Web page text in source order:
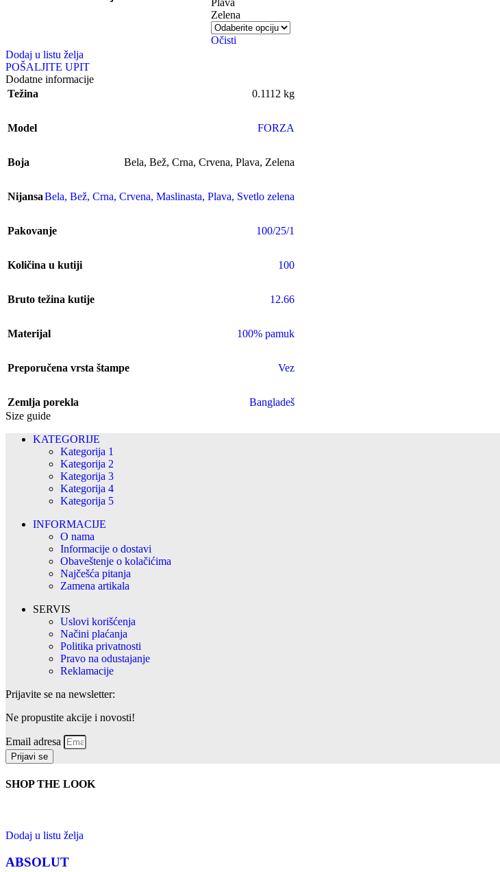
Zelena
Očisti
Dodaj u listu želja
POŠALJITE UPIT
Dodatne informacije
Težina
0.1112 kg
Model FORZA
Boja Bela, Bež, Crna, Crvena, Plava, Zelena
NijansaBela, Bež, Crna, Crvena, Maslinasta, Plava, Svetlo zelena
Pakovanje 100/25/1
Količina u kutiji 100
Bruto težina kutije 12.66
Materijal 100% pamuk
Preporučena vrsta štampe Vez
Zemlja porekla
Bangladeš
Size guide
KATEGORIJE
Kategorija 1
Kategorija 2
Kategorija 3
Kategorija 4
Kategorija 5
INFORMACIJE
O nama
Informacije o dostavi
Obaveštenje o kolačićima
Najčešća pitanja
Zamena artikala
SERVIS
Uslovi korišćenja
Načini plaćanja
Politika privatnosti
Pravo na odustajanje
Reklamacije
Prijavite se na newsletter:
Ne propustite akcije i novosti!
Email adresa
Prijavi se
SHOP THE LOOK
Dodaj u listu želja
ABSOLUT